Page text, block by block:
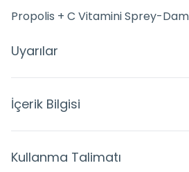
Propolis + C Vitamini Sprey-
Uyarılar
İçerik Bilgisi
Kullanma Talimatı